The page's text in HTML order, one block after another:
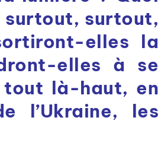
surtout,
elles la
elles à se
tout là-haut, en
l’Ukraine, les